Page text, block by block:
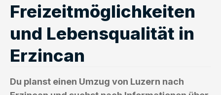
Freizeitmöglichkeiten
und Lebensqualität in
Erzincan
Du planst einen Umzug von Luzern nach